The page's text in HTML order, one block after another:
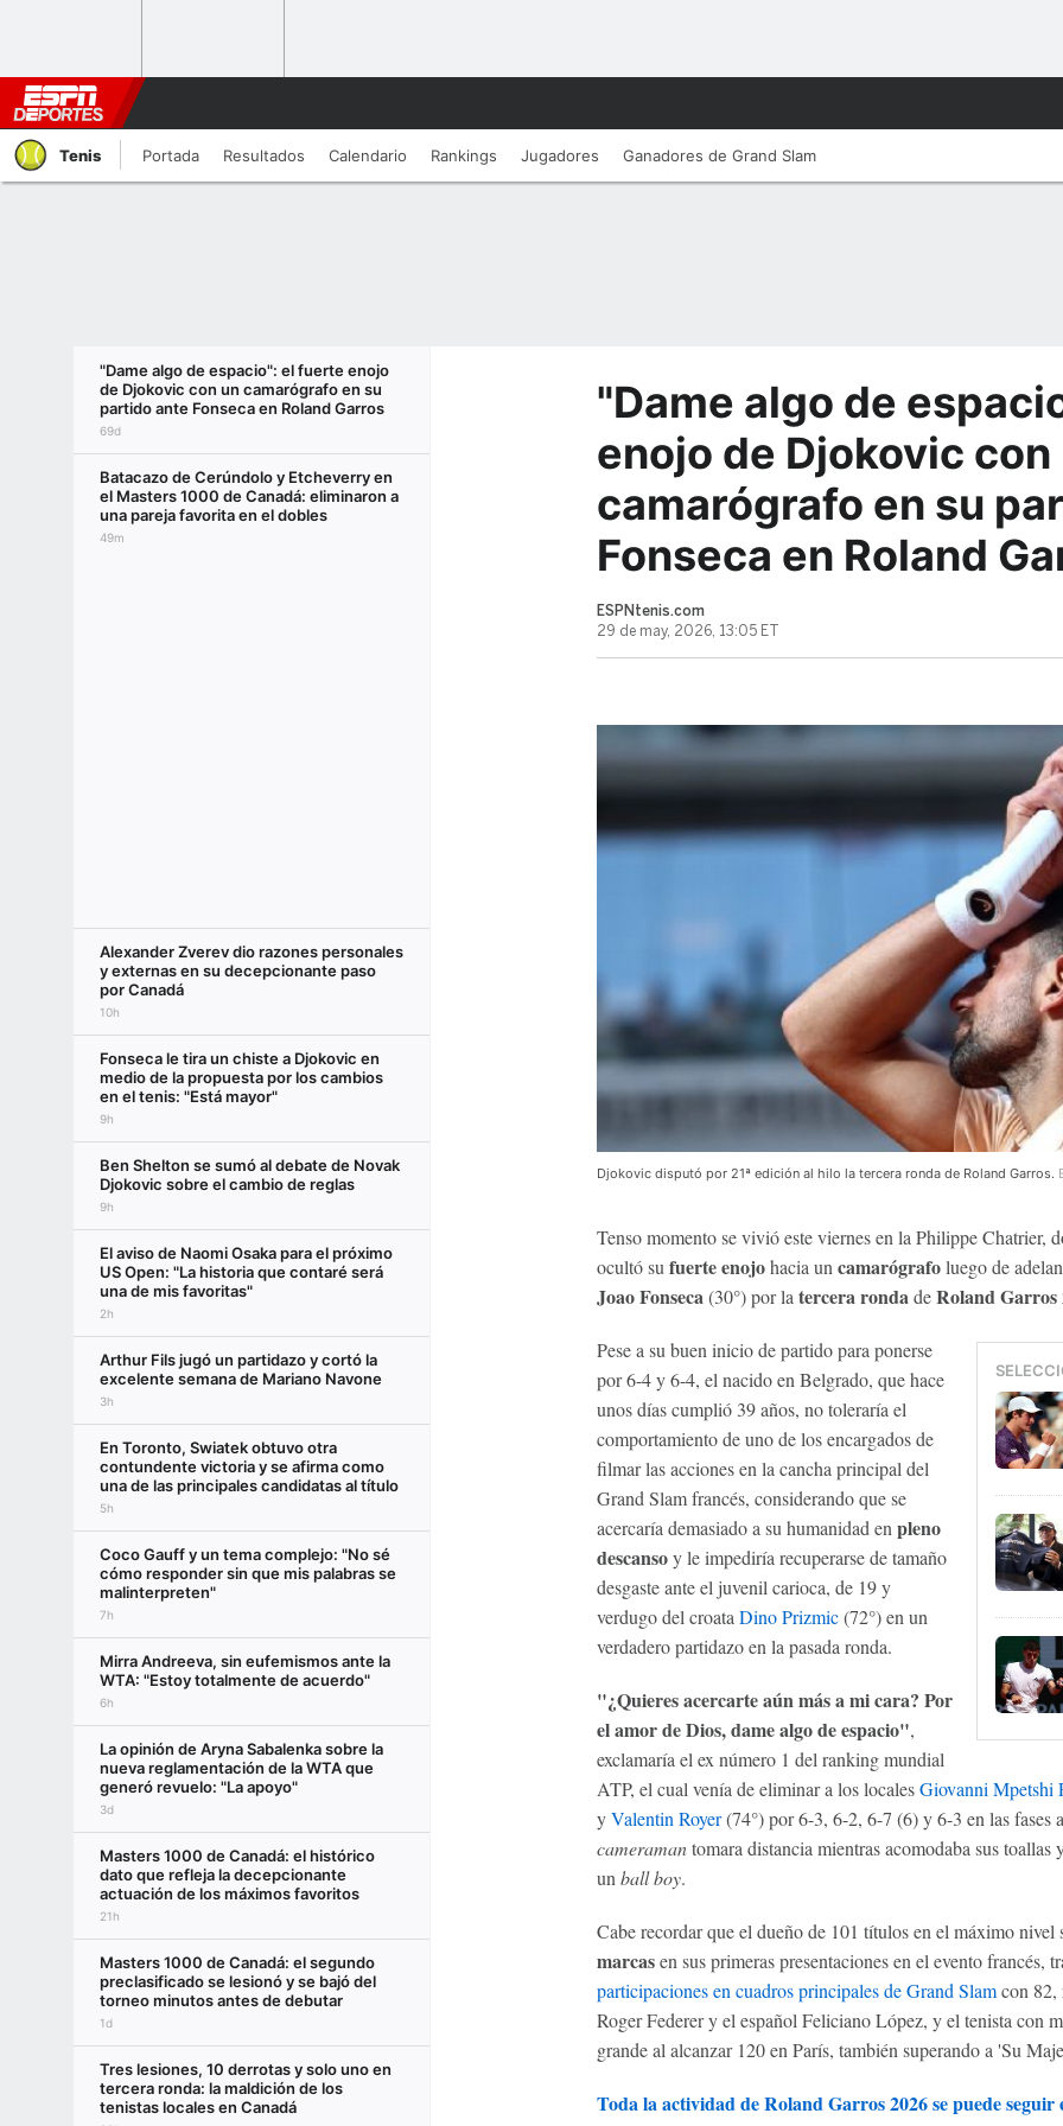
Tenis Portada Resultados Calendario Rankings Jugadores Ganadores de Grand Slam
"Dame algo de espacio": el fuerte enojo
de Djokovic con un camarógrafo en su
partido ante Fonseca en Roland Garros
69d
Batacazo de Cerúndolo y Etcheverry en
el Masters 1000 de Canadá: eliminaron a
una pareja favorita en el dobles
49m
Alexander Zverev dio razones personales
y externas en su decepcionante paso
por Canadá
10h
Fonseca le tira un chiste a Djokovic en
medio de la propuesta por los cambios
en el tenis: "Está mayor"
9h
Ben Shelton se sumó al debate de Novak
Djokovic sobre el cambio de reglas
9h
El aviso de Naomi Osaka para el próximo
US Open: "La historia que contaré será
una de mis favoritas"
2h
Arthur Fils jugó un partidazo y cortó la
excelente semana de Mariano Navone
3h
En Toronto, Swiatek obtuvo otra
contundente victoria y se afirma como
una de las principales candidatas al título
5h
Coco Gauff y un tema complejo: "No sé
cómo responder sin que mis palabras se
malinterpreten"
7h
Mirra Andreeva, sin eufemismos ante la
WTA: "Estoy totalmente de acuerdo"
6h
La opinión de Aryna Sabalenka sobre la
nueva reglamentación de la WTA que
generó revuelo: "La apoyo"
3d
Masters 1000 de Canadá: el histórico
dato que refleja la decepcionante
actuación de los máximos favoritos
21h
Masters 1000 de Canadá: el segundo
preclasificado se lesionó y se bajó del
torneo minutos antes de debutar
1d
Tres lesiones, 10 derrotas y solo uno en
tercera ronda: la maldición de los
tenistas locales en Canadá
"Dame algo de
enojo de Djokovic con
camarógrafo en su
Fonseca en Roland
ESPNtenis.com
29 de may, 2026, 13:05 ET
Djokovic disputó por 21ª edición al hilo la tercera ronda de Roland Garros.
Tenso momento se vivió este viernes en la Philippe Chatrier,
ocultó sufuerte enojohacia uncamarógrafoluego de
Joao Fonseca(30°) por latercera rondadeRoland Garros
Pese a su buen inicio de partido para ponerse
por 6-4 y 6-4, el nacido en Belgrado, que hace
unos días cumplió 39 años, no toleraría el
comportamiento de uno de los encargados de
filmar las acciones en la cancha principal del
Grand Slam francés, considerando que se
acercaría demasiado a su humanidad enpleno
descansoy le impediría recuperarse de tamaño
desgaste ante el juvenil carioca, de 19 y
verdugo del croataDino Prizmic(72°) en un
verdadero partidazo en la pasada ronda.
"¿Quieres acercarte aún más a mi cara? Por
el amor de Dios, dame algo de espacio",
exclamaría el ex número 1 del ranking mundial
ATP, el cual venía de eliminar a los localesGiovanni Mpetshi
yValentin Royer(74°) por 6-3, 6-2, 6-7 (6) y 6-3 en las fases
cameramantomara distancia mientras acomodaba sus
unball boy.
Cabe recordar que el dueño de 101 títulos en el máximo nivel
marcasen sus primeras presentaciones en el evento francés,
participaciones en cuadros principales de Grand Slamcon 82,
Roger Federer y el español Feliciano López, y el tenista con
grande al alcanzar 120 en París, también superando a 'Su
Toda la actividad de Roland Garros 2026 se puede